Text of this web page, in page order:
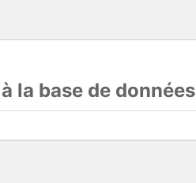
la base de données